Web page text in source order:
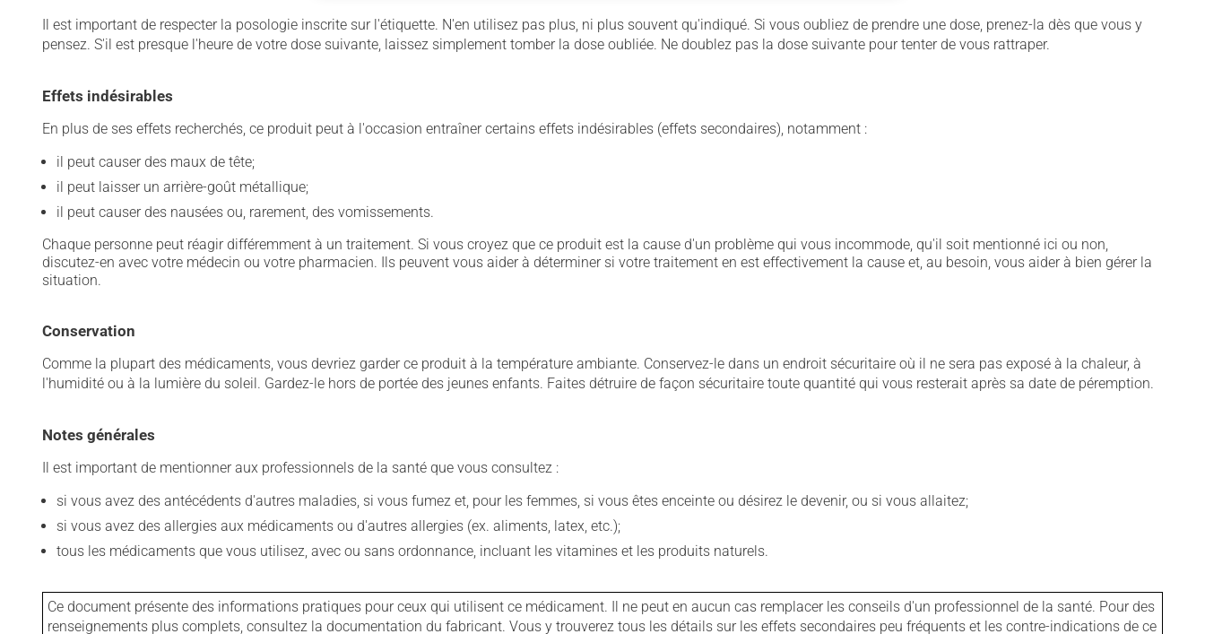
Il est important de respecter la posologie inscrite sur l'étiquette. N'en utilisez pas plus, ni plus souvent qu'indiqué. Si vous oubliez de prendre une dose, prenez-la dès que vous y
pensez. S'il est presque l'heure de votre dose suivante, laissez simplement tomber la dose oubliée. Ne doublez pas la dose suivante pour tenter de vous rattraper.
Effets indésirables
En plus de ses effets recherchés, ce produit peut à l'occasion entraîner certains effets indésirables (effets secondaires), notamment :
il peut causer des maux de tête;
il peut laisser un arrière-goût métallique;
il peut causer des nausées ou, rarement, des vomissements.
Chaque personne peut réagir différemment à un traitement. Si vous croyez que ce produit est la cause d'un problème qui vous incommode, qu'il soit mentionné ici ou non,
discutez-en avec votre médecin ou votre pharmacien. Ils peuvent vous aider à déterminer si votre traitement en est effectivement la cause et, au besoin, vous aider à bien gérer la
situation.
Conservation
Comme la plupart des médicaments, vous devriez garder ce produit à la température ambiante. Conservez-le dans un endroit sécuritaire où il ne sera pas exposé à la chaleur, à
l'humidité ou à la lumière du soleil. Gardez-le hors de portée des jeunes enfants. Faites détruire de façon sécuritaire toute quantité qui vous resterait après sa date de péremption.
Notes générales
Il est important de mentionner aux professionnels de la santé que vous consultez :
si vous avez des antécédents d'autres maladies, si vous fumez et, pour les femmes, si vous êtes enceinte ou désirez le devenir, ou si vous allaitez;
si vous avez des allergies aux médicaments ou d'autres allergies (ex. aliments, latex, etc.);
tous les médicaments que vous utilisez, avec ou sans ordonnance, incluant les vitamines et les produits naturels.
Ce document présente des informations pratiques pour ceux qui utilisent ce médicament. Il ne peut en aucun cas remplacer les conseils d'un professionnel de la santé. Pour des
renseignements plus complets, consultez la documentation du fabricant. Vous y trouverez tous les détails sur les effets secondaires peu fréquents et les contre-indications de ce